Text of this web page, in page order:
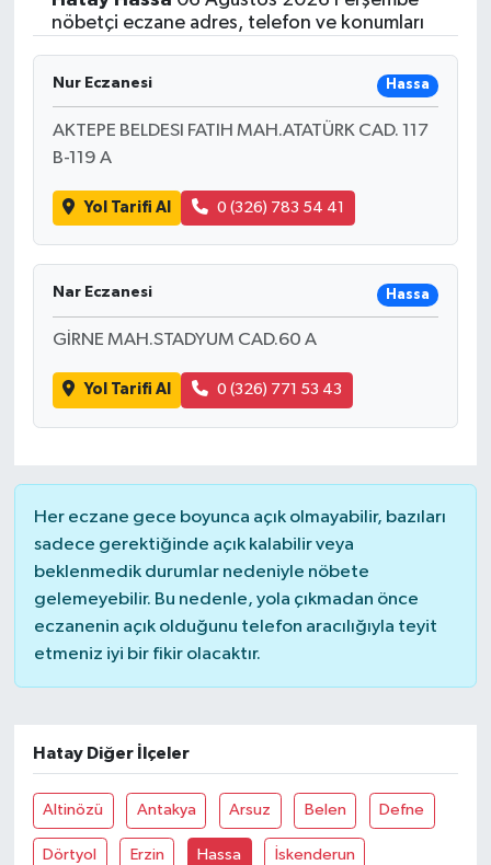
nöbetçi eczane adres, telefon ve konumları
Nur Eczanesi Hassa
AKTEPE BELDESI FATIH MAH.ATATÜRK CAD. 117
B-119 A
Yol Tarifi Al 0 (326) 783 54 41
Nar Eczanesi Hassa
GİRNE MAH.STADYUM CAD.60 A
Yol Tarifi Al 0 (326) 771 53 43
Her eczane gece boyunca açık olmayabilir, bazıları
sadece gerektiğinde açık kalabilir veya
beklenmedik durumlar nedeniyle nöbete
gelemeyebilir. Bu nedenle, yola çıkmadan önce
eczanenin açık olduğunu telefon aracılığıyla teyit
etmeniz iyi bir fikir olacaktır.
Hatay Diğer İlçeler
Altinözü Antakya Arsuz Belen Defne
Dörtyol Erzin Hassa İskenderun